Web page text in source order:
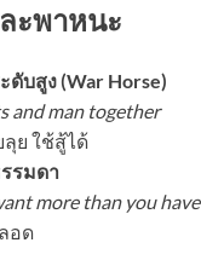
ะพาหนะ
ดับสูง (War Horse)
and man together
ย ใช้สู้ได้
รมดา
more than you have
อด